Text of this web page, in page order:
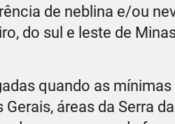
de neblina e/ou
do sul e leste de
quando as
áreas da Serra